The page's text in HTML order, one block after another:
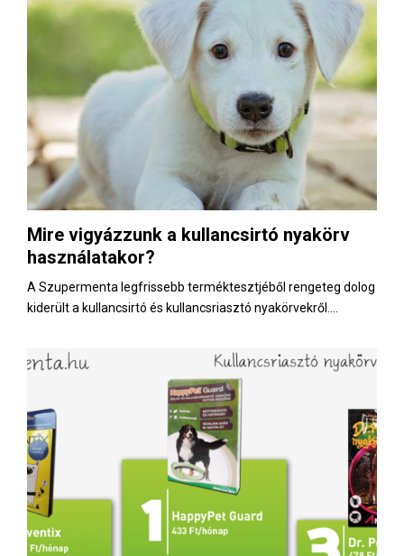
Mire vigyázzunk a kullancsirtó nyakörv
használatakor?
A Szupermenta legfrissebb terméktesztjéből rengeteg dolog
kiderült a kullancsirtó és kullancsriasztó nyakörvekről....